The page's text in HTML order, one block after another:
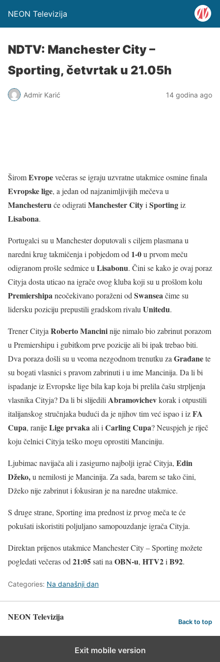
NEON Televizija
NDTV: Manchester City –
Sporting, četvrtak u 21.05h
Admir Karić 14 godina ago
ŠiromEvropevečeras se igraju uzvratne utakmice osmine finala
Evropske lige, a jedan od najzanimljivijih mečeva u
Manchesteruće odigrati Manchester Cityi Sportingiz
Lisabona.
Portugalci su u Manchester doputovali s ciljem plasmana u
naredni krug takmičenja i pobjedom od 1-0u prvom meču
odigranom prošle sedmice u Lisabonu. Čini se kako je ovaj poraz
Cityja dosta uticao na igrače ovog kluba koji su u prošlom kolu
Premiershipaneočekivano poraženi od Swanseačime su
lidersku poziciju prepustili gradskom rivalu Unitedu.
Trener Cityja Roberto Mancininije nimalo bio zabrinut porazom
u Premiershipu i gubitkom prve pozicije ali bi ipak trebao biti.
Dva poraza došli su u veoma nezgodnom trenutku za Građanete
su bogati vlasnici s pravom zabrinuti i u ime Mancinija. Da li bi
ispadanje iz Evropske lige bila kap koja bi prelila čašu strpljenja
vlasnika Cityja? Da li bi slijedili Abramovichevkorak i otpustili
italijanskog stručnjaka budući da je njihov tim već ispao i izFA
Cupa, ranijeLige prvakaali i Carling Cupa? Neuspjeh je riječ
koju čelnici Cityja teško mogu oprostiti Manciniju.
Ljubimac navijača ali i zasigurno najbolji igrač Cityja, Edin
Džeko,u nemilosti je Mancinija. Za sada, barem se tako čini,
Džeko nije zabrinut i fokusiran je na naredne utakmice.
S druge strane, Sporting ima prednost iz prvog meča te će
pokušati iskoristiti poljuljano samopouzdanje igrača Cityja.
Direktan prijenos utakmice Manchester City – Sporting možete
pogledati večeras od 21:05sati na OBN-u, HTV2i B92.
Categories: Na današnji dan
NEON Televizija Back to top
Exit mobile version